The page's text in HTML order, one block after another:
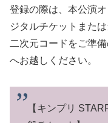
登録の際は、本公演
ジタルチケットまた
二次元コードをご準
へお越しください。
【キンプリ